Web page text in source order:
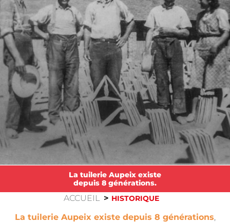
La tuilerie Aupeix existe
depuis 8 générations.
ACCUEIL HISTORIQUE
La tuilerie Aupeix existe depuis 8 générations,